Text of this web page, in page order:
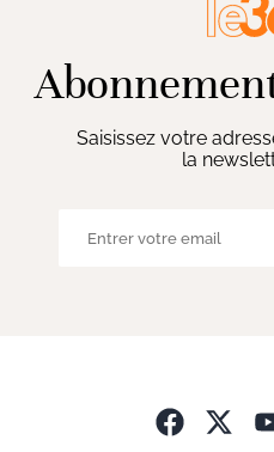
Saisissez votre
la